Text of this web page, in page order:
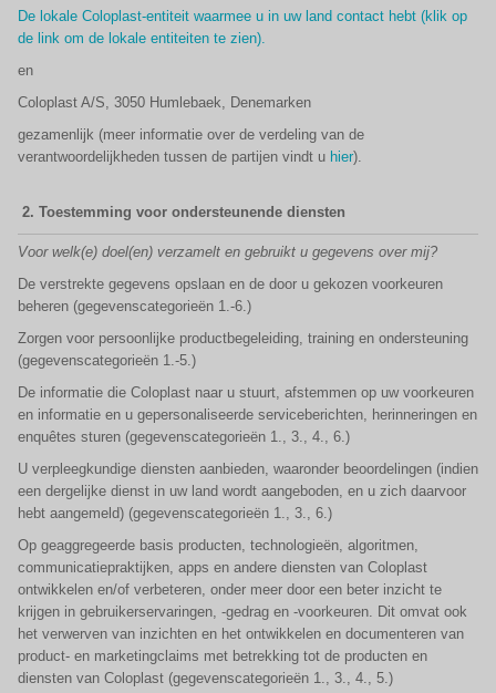
De lokale Coloplast-entiteit waarmee u in uw land contact hebt (klik op
de link om de lokale entiteiten te zien).
en
Coloplast A/S, 3050 Humlebaek, Denemarken
gezamenlijk (meer informatie over de verdeling van de
verantwoordelijkheden tussen de partijen vindt u hier).
2. Toestemming voor ondersteunende diensten
Voor welk(e) doel(en) verzamelt en gebruikt u gegevens over mij?
De verstrekte gegevens opslaan en de door u gekozen voorkeuren
beheren (gegevenscategorieën 1.-6.)
Zorgen voor persoonlijke productbegeleiding, training en ondersteuning
(gegevenscategorieën 1.-5.)
De informatie die Coloplast naar u stuurt, afstemmen op uw voorkeuren
en informatie en u gepersonaliseerde serviceberichten, herinneringen en
enquêtes sturen (gegevenscategorieën 1., 3., 4., 6.)
U verpleegkundige diensten aanbieden, waaronder beoordelingen (indien
een dergelijke dienst in uw land wordt aangeboden, en u zich daarvoor
hebt aangemeld) (gegevenscategorieën 1., 3., 6.)
Op geaggregeerde basis producten, technologieën, algoritmen,
communicatiepraktijken, apps en andere diensten van Coloplast
ontwikkelen en/of verbeteren, onder meer door een beter inzicht te
krijgen in gebruikerservaringen, -gedrag en -voorkeuren. Dit omvat ook
het verwerven van inzichten en het ontwikkelen en documenteren van
product- en marketingclaims met betrekking tot de producten en
diensten van Coloplast (gegevenscategorieën 1., 3., 4., 5.)